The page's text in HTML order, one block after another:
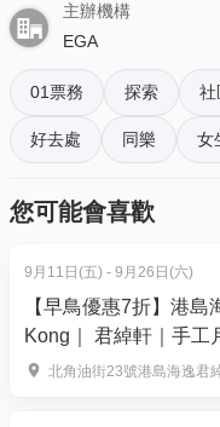
單人門票（大小同價
Playlist: (Playlist
final confirmation.)
Pinocchio - When
王
Cinderella - A Dream
娘
The Sleeping
主
主辦機構
EGA
01票務 探索 社
好去處 同樂 女
您可能會喜歡
9月11日(五) - 9月26日(六)
【早鳥優惠7折】港
Kong｜ 君綽軒｜手工
北角油街23號港島海逸君